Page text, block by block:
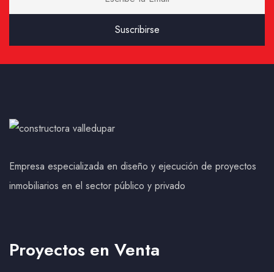
Empresa especializada en diseño y ejecución de proyectos
inmobiliarios en el sector público y privado
Proyectos en Venta